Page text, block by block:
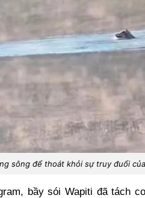
sông để thoát khỏi sự truy đuổi
bầy sói Wapiti đã tách